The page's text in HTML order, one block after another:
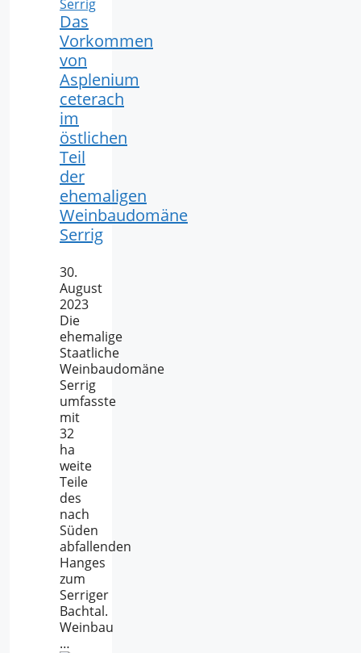
Das
Vorkommen
von
Asplenium
ceterach
im
östlichen
Teil
der
ehemaligen
Weinbaudomäne
Serrig
30.
August
2023
Die
ehemalige
Staatliche
Weinbaudomäne
Serrig
umfasste
mit
32
ha
weite
Teile
des
nach
Süden
abfallenden
Hanges
zum
Serriger
Bachtal.
Weinbau
…